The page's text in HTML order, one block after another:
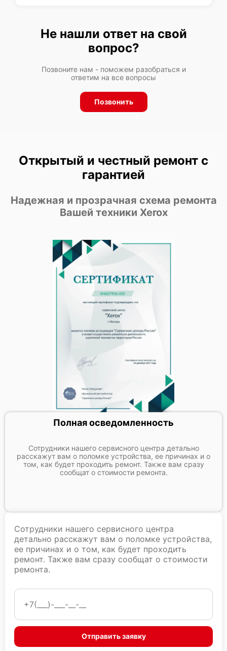
Не нашли ответ на свой
вопрос?
Позвоните нам - поможем разобраться и
ответим на все вопросы
Позвонить
Открытый и честный ремонт с
гарантией
Надежная и прозрачная схема ремонта
Вашей техники Xerox
Полная осведомленность
Сотрудники нашего сервисного центра детально
расскажут вам о поломке устройства, ее причинах и о
том, как будет проходить ремонт. Также вам сразу
сообщат о стоимости ремонта.
Сотрудники нашего сервисного центра
детально расскажут вам о поломке устройства,
ее причинах и о том, как будет проходить
ремонт. Также вам сразу сообщат о стоимости
ремонта.
Отправить заявку